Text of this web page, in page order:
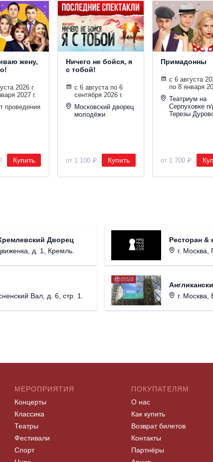
жену,
2026 г.
2027 г.
проведения
Купить
Ничего не бойся, я
с тобой!
с 6 августа по 6
сентября 2026 г.
Московский дворец
молодёжи
от 1 100 ₽ Купить
Примадонны
с 6 августа
по 8 января
Театриум на
Серпуховке
Терезы
от 1 700 ₽
Дворец
д. 1, Кремль.
Вал, д. 6, стр. 1.
Ресторан &
г. Москва,
г. Москва,
МЕРОПРИЯТИЯ
Концерты
Классика
Театры
Фестивали
Спорт
ПОКУПАТЕЛЯМ
О нас
Как купить
Возврат билетов
Контакты
Партнёры